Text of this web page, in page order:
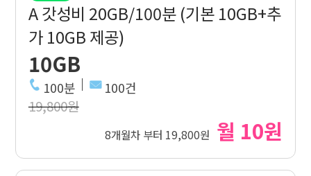
A 갓성비 20GB/100분 (기본 10GB+추
가 10GB 제공)
10GB
100분 100건
19,800원
8개월차 부터 19,800원 월 10원